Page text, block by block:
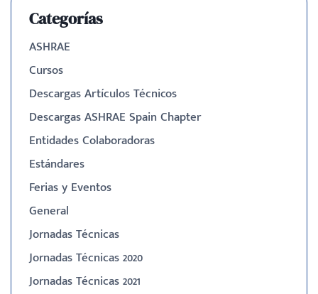
Categorías
ASHRAE
Cursos
Descargas Artículos Técnicos
Descargas ASHRAE Spain Chapter
Entidades Colaboradoras
Estándares
Ferias y Eventos
General
Jornadas Técnicas
Jornadas Técnicas 2020
Jornadas Técnicas 2021